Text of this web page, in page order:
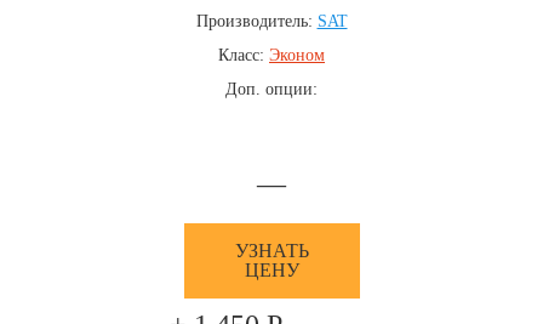
Производитель: SAT
Класс: Эконом
Доп. опции:
—
УЗНАТЬ
ЦЕНУ